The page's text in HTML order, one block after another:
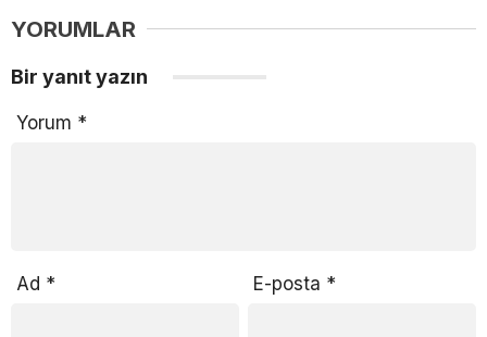
YORUMLAR
Bir yanıt yazın
Yorum *
Ad * E-posta *